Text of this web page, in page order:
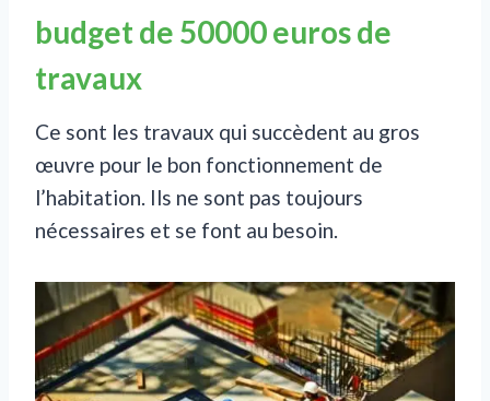
budget de 50000 euros de
travaux
Ce sont les travaux qui succèdent au gros
œuvre pour le bon fonctionnement de
l’habitation. Ils ne sont pas toujours
nécessaires et se font au besoin.